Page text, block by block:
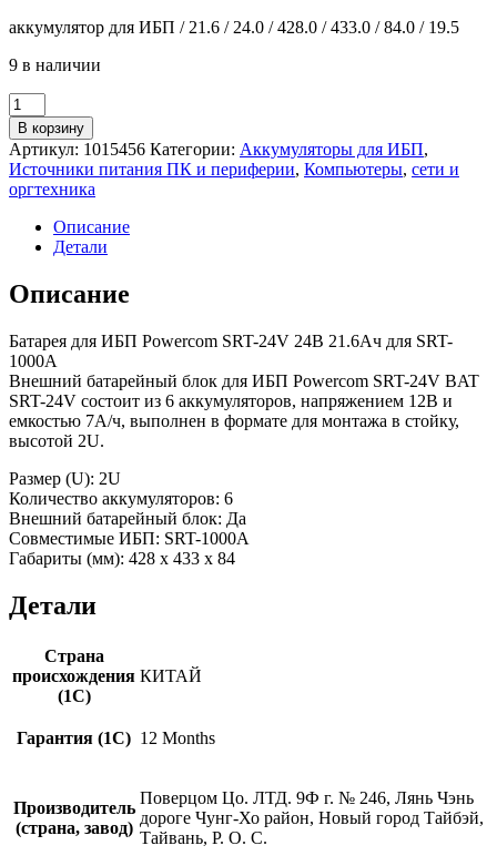
аккумулятор для ИБП / 21.6 / 24.0 / 428.0 / 433.0 / 84.0 / 19.5
9 в наличии
Количество
товара
Аккумулятор
для
ИБП
PowerCom
BAT
24В
21.6Ач
для
SRT-
(SRT-
24V)
В корзину
Артикул: 1015456 Категории: Аккумуляторы для ИБП,
Источники питания ПК и периферии, Компьютеры, сети и
оргтехника
Описание
Детали
Описание
Батарея для ИБП Powercom SRT-24V 24В 21.6Ач для SRT-
1000A
Внешний батарейный блок для ИБП Powercom SRT-24V BAT
SRT-24V состоит из 6 аккумуляторов, напряжением 12В и
емкостью 7А/ч, выполнен в формате для монтажа в стойку,
высотой 2U.
Размер (U): 2U
Количество аккумуляторов: 6
Внешний батарейный блок: Да
Совместимые ИБП: SRT-1000A
Габариты (мм): 428 x 433 x 84
Детали
Страна
происхождения
(1С)
КИТАЙ
Гарантия (1С) 12 Months
Производитель
(страна, завод)
Поверцом Цо. ЛТД. 9Ф г. № 246, Лянь Чэнь
дороге Чунг-Хо район, Новый город Тайбэй,
Тайвань, Р. О. С.